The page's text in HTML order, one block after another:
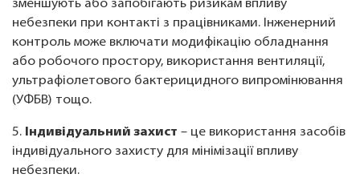
зменшують або запобігають ризикам впливу
небезпеки при контакті з працівниками. Інженерний
контроль може включати модифікацію обладнання
або робочого простору, використання вентиляції,
ультрафіолетового бактерицидного випромінювання
(УФБВ) тощо.
5. Індивідуальний захист – це використання засобів
індивідуального захисту для мінімізації впливу
небезпеки.